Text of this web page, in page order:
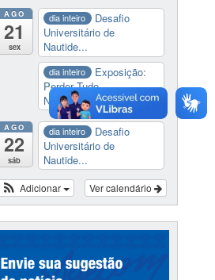
AGO
21
sex
dia inteiro
Desafio
Universitário de
Nautide...
dia inteiro
Exposição:
Perder Tudo.
Novament...
AGO
22
sáb
dia inteiro
Desafio
Universitário de
Nautide...
Ver calendário
Adicionar